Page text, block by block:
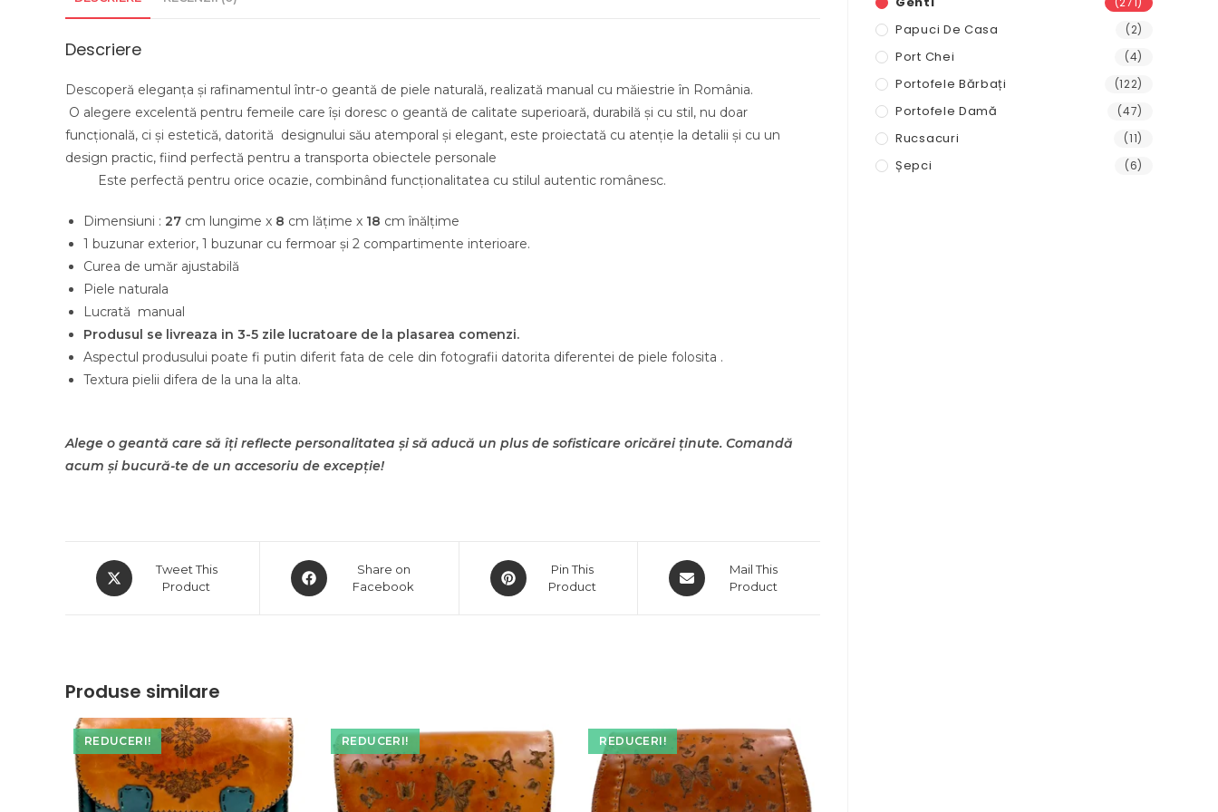
Descriere
Descoperă eleganța și rafinamentul într-o geantă de piele naturală, realizată manual cu măiestrie în România.
O alegere excelentă pentru femeile care își doresc o geantă de calitate superioară, durabilă și cu stil, nu doar
funcțională, ci și estetică, datorită designului său atemporal și elegant, este proiectată cu atenție la detalii și cu un
design practic, fiind perfectă pentru a transporta obiectele personale
Este perfectă pentru orice ocazie, combinând funcționalitatea cu stilul autentic românesc.
Dimensiuni : 27 cm lungime x 8 cm lățime x 18 cm înălțime
1 buzunar exterior, 1 buzunar cu fermoar și 2 compartimente interioare.
Curea de umăr ajustabilă
Piele naturala
Lucrată manual
Produsul se livreaza in 3-5 zile lucratoare de la plasarea comenzi.
Aspectul produsului poate fi putin diferit fata de cele din fotografii datorita diferentei de piele folosita .
Textura pielii difera de la una la alta.
Alege o geantă care să îți reflecte personalitatea și să aducă un plus de sofisticare oricărei ținute. Comandă
acum și bucură-te de un accesoriu de excepție!
Opens
in
Tweet This
Product
Opens
in
Share on
Facebook
Opens
in
Pin This
Product
Opens
in
Mail This
Product
Produse similare
REDUCERI! REDUCERI! REDUCERI!
Papuci De Casa (2)
Port Chei (4)
Portofele Bărbați (122)
Portofele Damă (47)
Rucsacuri (11)
Șepci (6)